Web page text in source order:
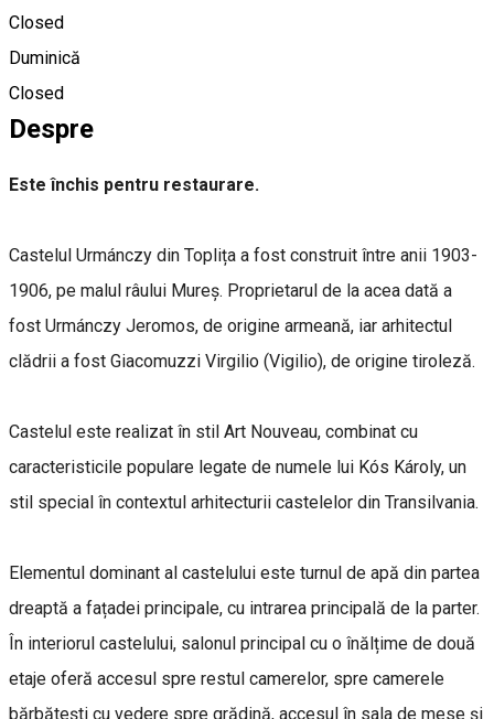
Closed
Duminică
Closed
+40733309791
Despre
Este închis pentru restaurare.
Castelul Urmánczy din Toplița a fost construit între anii 1903-
1906, pe malul râului Mureș. Proprietarul de la acea dată a
fost Urmánczy Jeromos, de origine armeană, iar arhitectul
clădrii a fost Giacomuzzi Virgilio (Vigilio), de origine tiroleză.
Castelul este realizat în stil Art Nouveau, combinat cu
caracteristicile populare legate de numele lui Kós Károly, un
stil special în contextul arhitecturii castelelor din Transilvania.
Elementul dominant al castelului este turnul de apă din partea
dreaptă a fațadei principale, cu intrarea principală de la parter.
În interiorul castelului, salonul principal cu o înălțime de două
etaje oferă accesul spre restul camerelor, spre camerele
bărbătești cu vedere spre grădină, accesul în sala de mese și